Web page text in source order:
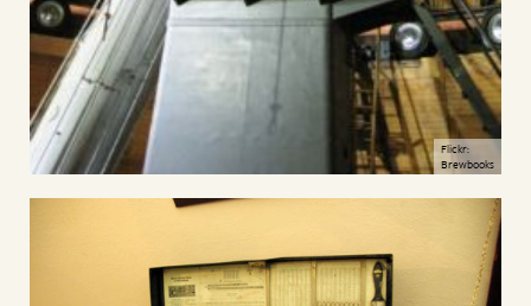
Flickr:
Brewbooks